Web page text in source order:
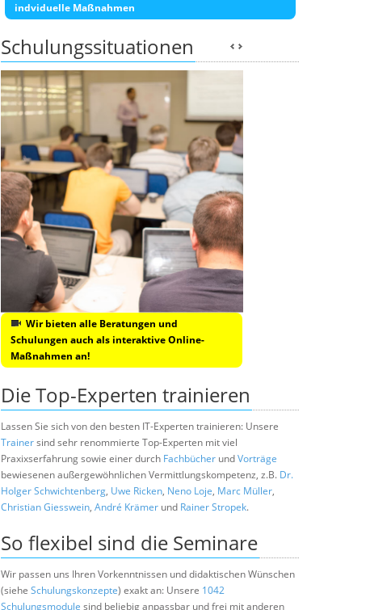
indviduelle Maßnahmen
Schulungssituationen
Wir bieten alle Beratungen und
Schulungen auch als interaktive Online-
Maßnahmen an!
Die Top-Experten trainieren
Lassen Sie sich von den besten IT-Experten trainieren: Unsere
Trainersind sehr renommierte Top-Experten mit viel
Praxixserfahrung sowie einer durch Fachbücher undVorträge
bewiesenen außergewöhnlichen Vermittlungskompetenz, z.B. Dr.
Holger Schwichtenberg, Uwe Ricken, Neno Loje, Marc Müller,
Christian Giesswein, André Krämer und Rainer Stropek.
So flexibel sind die Seminare
Wir passen uns Ihren Vorkenntnissen und didaktischen Wünschen
(siehe Schulungskonzepte) exakt an: Unsere 1042
Schulungsmodule sind beliebig anpassbar und frei mit anderen